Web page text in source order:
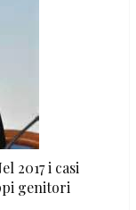
2017 i casi
genitori